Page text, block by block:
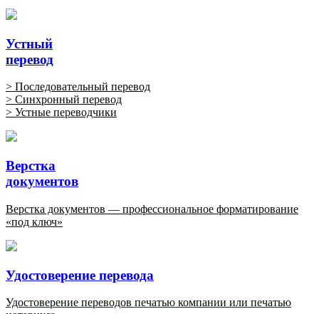
Устный
перевод
> Последовательный перевод
> Синхронный перевод
> Устные переводчики
Верстка
документов
Верстка документов — профессиональное форматирование
«под ключ»
Удостоверение перевода
Удостоверение переводов печатью компании или печатью